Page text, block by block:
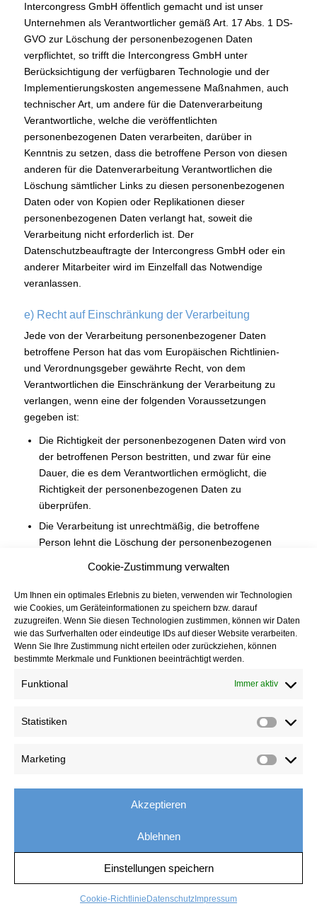
Cookie-Zustimmung verwalten
Um Ihnen ein optimales Erlebnis zu bieten, verwenden wir Technologien
wie Cookies, um Geräteinformationen zu speichern bzw. darauf
zuzugreifen. Wenn Sie diesen Technologien zustimmen, können wir Daten
wie das Surfverhalten oder eindeutige IDs auf dieser Website verarbeiten.
Wenn Sie Ihre Zustimmung nicht erteilen oder zurückziehen, können
bestimmte Merkmale und Funktionen beeinträchtigt werden.
Funktional Immer aktiv
Statistiken
Marketing
Akzeptieren
Ablehnen
Einstellungen speichern
Cookie-Richtlinie Datenschutz Impressum
Intercongress GmbH öffentlich gemacht und ist unser
Unternehmen als Verantwortlicher gemäß Art. 17 Abs. 1 DS-
GVO zur Löschung der personenbezogenen Daten
verpflichtet, so trifft die Intercongress GmbH unter
Berücksichtigung der verfügbaren Technologie und der
Implementierungskosten angemessene Maßnahmen, auch
technischer Art, um andere für die Datenverarbeitung
Verantwortliche, welche die veröffentlichten
personenbezogenen Daten verarbeiten, darüber in
Kenntnis zu setzen, dass die betroffene Person von diesen
anderen für die Datenverarbeitung Verantwortlichen die
Löschung sämtlicher Links zu diesen personenbezogenen
Daten oder von Kopien oder Replikationen dieser
personenbezogenen Daten verlangt hat, soweit die
Verarbeitung nicht erforderlich ist. Der
Datenschutzbeauftragte der Intercongress GmbH oder ein
anderer Mitarbeiter wird im Einzelfall das Notwendige
veranlassen.
e) Recht auf Einschränkung der Verarbeitung
Jede von der Verarbeitung personenbezogener Daten
betroffene Person hat das vom Europäischen Richtlinien-
und Verordnungsgeber gewährte Recht, von dem
Verantwortlichen die Einschränkung der Verarbeitung zu
verlangen, wenn eine der folgenden Voraussetzungen
gegeben ist:
Die Richtigkeit der personenbezogenen Daten wird von
der betroffenen Person bestritten, und zwar für eine
Dauer, die es dem Verantwortlichen ermöglicht, die
Richtigkeit der personenbezogenen Daten zu
überprüfen.
Die Verarbeitung ist unrechtmäßig, die betroffene
Person lehnt die Löschung der personenbezogenen
der Nutzung der personenbezogenen Daten.
Der Verantwortliche benötigt die personenbezogenen
Daten für die Zwecke der Verarbeitung nicht länger, die
betroffene Person benötigt sie jedoch zur
Geltendmachung, Ausübung oder Verteidigung von
Rechtsansprüchen.
Die betroffene Person hat Widerspruch gegen die
Verantwortlichen gegenüber denen der betroffenen
personenbezogenen Daten, die bei der Intercongress
hierzu jederzeit an unseren Datenschutzbeauftragten oder
einen anderen Mitarbeiter des für die Verarbeitung
Verantwortlichen wenden. Der Datenschutzbeauftragte der
Intercongress GmbH oder ein anderer Mitarbeiter wird die
Einschränkung der Verarbeitung veranlassen.